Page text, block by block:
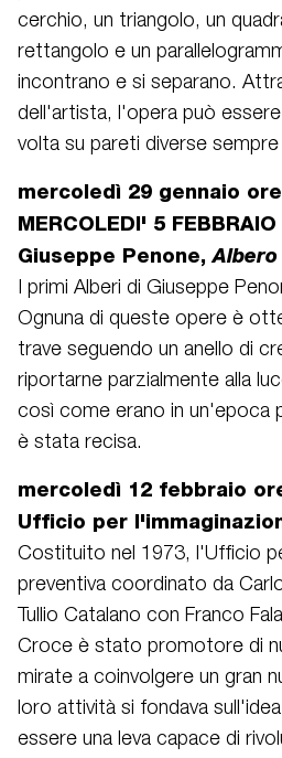
cerchio, un triangolo, un
rettangolo e un
incontrano e si separano.
dell'artista, l'opera può
volta su pareti diverse
mercoledì 29 gennaio ore
MERCOLEDI' 5 FEBBRAIO
Giuseppe Penone,
I primi Alberi di Giuseppe
Ognuna di queste opere è
trave seguendo un anello di
riportarne parzialmente alla
così come erano in un'epoca
è stata recisa.
mercoledì 12 febbraio
Ufficio per
Costituito nel 1973, l'Ufficio
preventiva coordinato da
Tullio Catalano con Franco
Croce è stato promotore di
mirate a coinvolgere un gran
loro attività si fondava
essere una leva capace di